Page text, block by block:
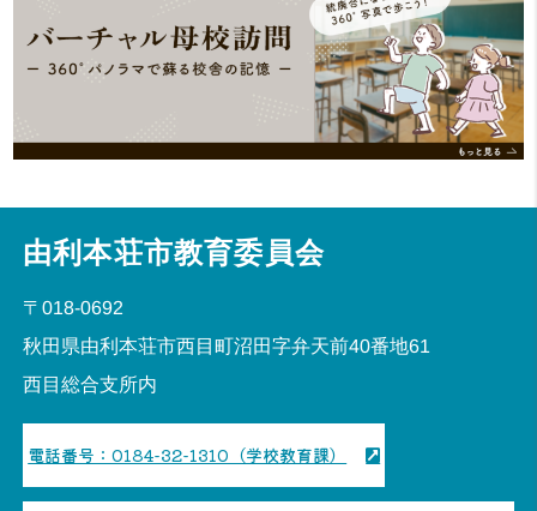
由利本荘市教育委員会
〒018-0692
秋田県由利本荘市西目町沼田字弁天前40番地61
西目総合支所内
電話番号：0184-32-1310（学校教育課）